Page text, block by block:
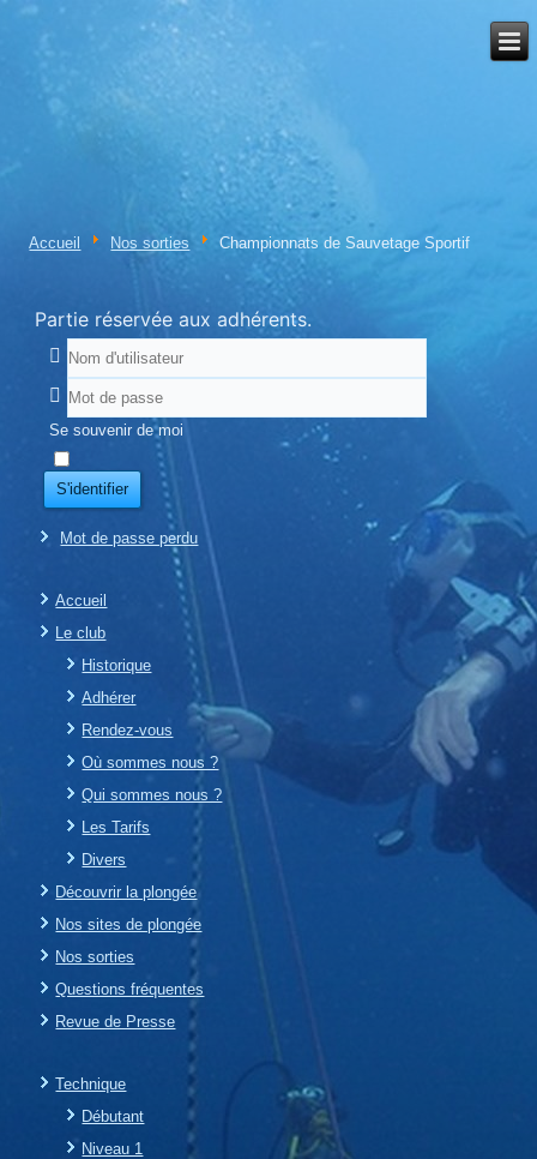
Accueil Nos sorties Championnats de Sauvetage Sportif
Partie réservée aux adhérents.
Se souvenir de moi
S'identifier
Mot de passe perdu
Accueil
Le club
Historique
Adhérer
Rendez-vous
Où sommes nous ?
Qui sommes nous ?
Les Tarifs
Divers
Découvrir la plongée
Nos sites de plongée
Nos sorties
Questions fréquentes
Revue de Presse
Technique
Débutant
Niveau 1